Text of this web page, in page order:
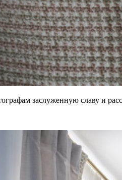
заслуженную славу и